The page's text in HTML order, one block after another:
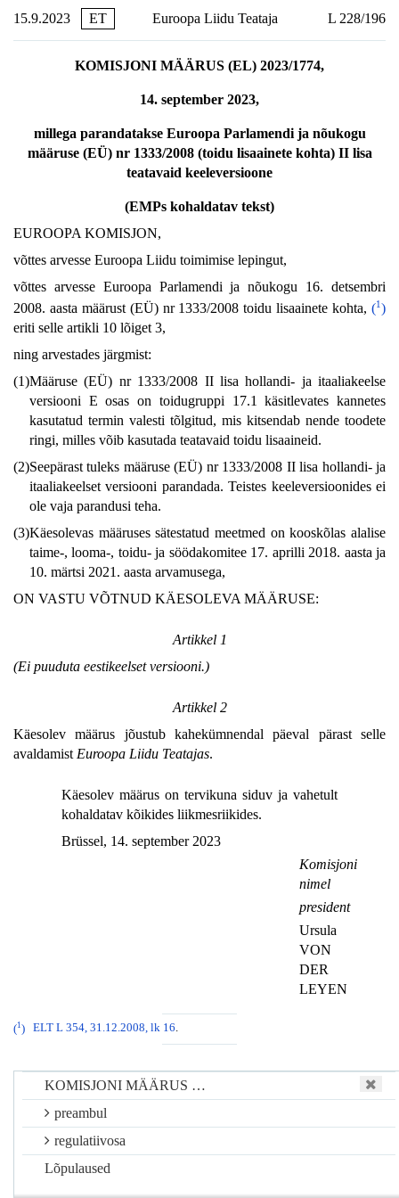
KOMISJONI MÄÄRUS …
preambul
regulatiivosa
Lõpulaused
15.9.2023 ET Euroopa Liidu Teataja L 228/196
KOMISJONI MÄÄRUS (EL) 2023/1774,
14. september 2023,
millega parandatakse Euroopa Parlamendi ja nõukogu
määruse (EÜ) nr 1333/2008 (toidu lisaainete kohta) II lisa
teatavaid keeleversioone
(EMPs kohaldatav tekst)
EUROOPA KOMISJON,
võttes arvesse Euroopa Liidu toimimise lepingut,
võttes arvesse Euroopa Parlamendi ja nõukogu 16. detsembri
2008. aasta määrust (EÜ) nr 1333/2008 toidu lisaainete kohta, (1)
eriti selle artikli 10 lõiget 3,
ning arvestades järgmist:
(1)Määruse (EÜ) nr 1333/2008 II lisa hollandi- ja itaaliakeelse
versiooni E osas on toidugruppi 17.1 käsitlevates kannetes
kasutatud termin valesti tõlgitud, mis kitsendab nende toodete
ringi, milles võib kasutada teatavaid toidu lisaaineid.
(2)Seepärast tuleks määruse (EÜ) nr 1333/2008 II lisa hollandi- ja
itaaliakeelset versiooni parandada. Teistes keeleversioonides ei
ole vaja parandusi teha.
(3)Käesolevas määruses sätestatud meetmed on kooskõlas alalise
taime-, looma-, toidu- ja söödakomitee 17. aprilli 2018. aasta ja
10. märtsi 2021. aasta arvamusega,
ON VASTU VÕTNUD KÄESOLEVA MÄÄRUSE:
Artikkel 1
(Ei puuduta eestikeelset versiooni.)
Artikkel 2
Käesolev määrus jõustub kahekümnendal päeval pärast selle
avaldamist Euroopa Liidu Teatajas.
Käesolev määrus on tervikuna siduv ja vahetult
kohaldatav kõikides liikmesriikides.
Brüssel, 14. september 2023
Komisjoni
nimel
president
Ursula
VON
DER
LEYEN
(1 ) ELT L 354, 31.12.2008, lk 16.